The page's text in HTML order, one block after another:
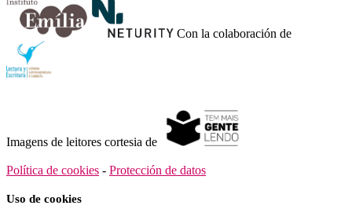
Con la colaboración de
Imagens de leitores cortesia de
Política de cookies - Protección de datos
Uso de cookies